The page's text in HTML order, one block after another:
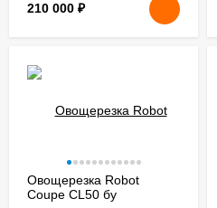
210 000 ₽
Овощерезка Robot
Coupe CL50 бу